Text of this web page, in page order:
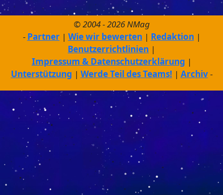
© 2004 - 2026 NMag
Partner
Wie wir bewerten
Redaktion
Benutzerrichtlinien
Impressum & Datenschutzerklärung
Unterstützung
Werde Teil des Teams! Archiv